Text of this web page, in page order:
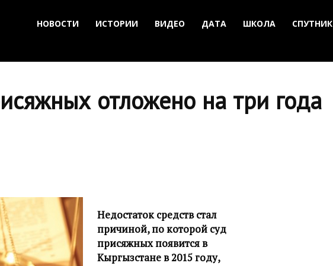
НОВОСТИ ИСТОРИИ ВИДЕО ДАТА ШКОЛА СПУТНИК
отложено на три года
Недостаток средств стал
причиной, по которой суд
присяжных появится в
Кыргызстане в 2015 году,